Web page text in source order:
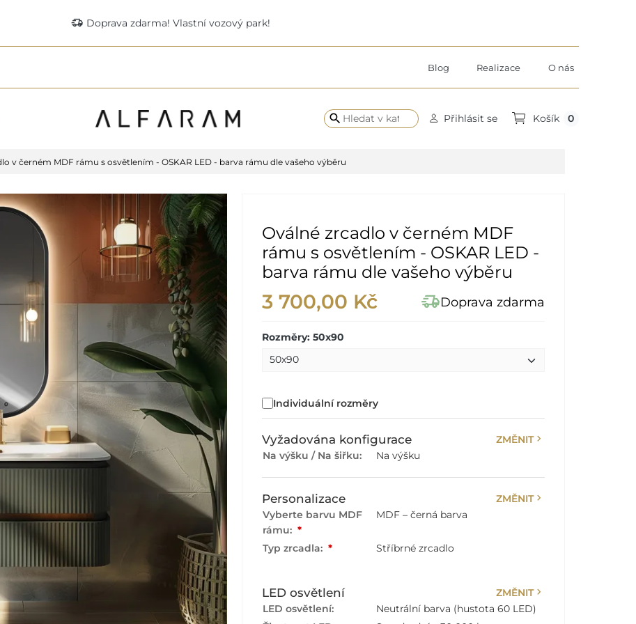
delivery_truck_speed Doprava zdarma! Vlastní vozový park!
Blog Realizace O nás
search Přihlásit se Košík 0
v černém MDF rámu s osvětlením - OSKAR LED - barva rámu dle vašeho výběru
Oválné zrcadlo v černém MDF
rámu s osvětlením - OSKAR LED -
barva rámu dle vašeho výběru
3 700,00 Kč delivery_truck_speedDoprava zdarma
Rozměry: 50x90
Individuální rozměry
Vyžadována konfigurace ZMĚNITchevron_right
Na výšku / Na šiřku: Na výšku
Personalizace ZMĚNITchevron_right
Vyberte barvu MDF
rámu: *
MDF – černá barva
Typ zrcadla: * Stříbrné zrcadlo
LED osvětlení ZMĚNITchevron_right
LED osvětlení:
Neutrální barva (hustota 60 LED)